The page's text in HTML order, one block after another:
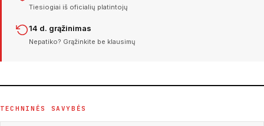
Tiesiogiai iš oficialių platintojų
14 d. grąžinimas
Nepatiko? Grąžinkite be klausimų
TECHNINĖS SAVYBĖS